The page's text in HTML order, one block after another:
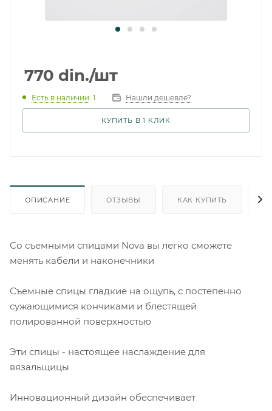
770 din./шт
Есть в наличии: 1 Нашли дешевле?
КУПИТЬ В 1 КЛИК
ОПИСАНИЕ ОТЗЫВЫ КАК КУПИТЬ
Со съемными спицами Nova вы легко сможете
менять кабели и наконечники
Съемные спицы гладкие на ощупь, с постепенно
сужающимися кончиками и блестящей
полированной поверхностью
Эти спицы - настоящее наслаждение для
вязальщицы
Инновационный дизайн обеспечивает